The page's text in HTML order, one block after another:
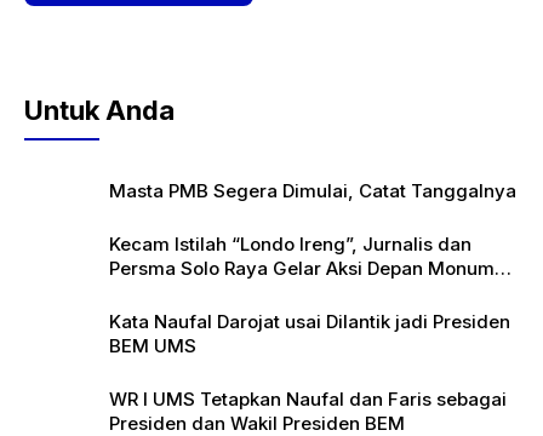
Untuk Anda
Masta PMB Segera Dimulai, Catat Tanggalnya
Kecam Istilah “Londo Ireng”, Jurnalis dan
Persma Solo Raya Gelar Aksi Depan Monumen
Kata Naufal Darojat usai Dilantik jadi Presiden
BEM UMS
WR I UMS Tetapkan Naufal dan Faris sebagai
Presiden dan Wakil Presiden BEM